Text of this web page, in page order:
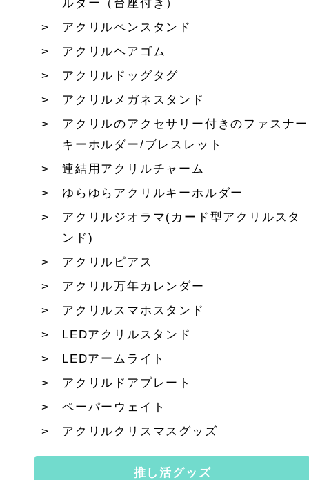
ルダー（台座付き）
アクリルペンスタンド
アクリルヘアゴム
アクリルドッグタグ
アクリルメガネスタンド
アクリルのアクセサリー付きのファスナー
キーホルダー/ブレスレット
連結用アクリルチャーム
ゆらゆらアクリルキーホルダー
アクリルジオラマ(カード型アクリルスタ
ンド)
アクリルピアス
アクリル万年カレンダー
アクリルスマホスタンド
LEDアクリルスタンド
LEDアームライト
アクリルドアプレート
ペーパーウェイト
アクリルクリスマスグッズ
推し活グッズ